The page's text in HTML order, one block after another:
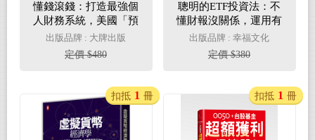
懂錢滾錢：打造最強個
人財務系統，美國「預
算天后」改造100萬人
的財富指引
出版品牌 : 大牌出版
定價 $480
聰明的ETF投資法：不
懂財報沒關係，運用有
效投資存下退休金 (超
值加贈退休金需求試算
表、個人化預算規劃
QR code)
出版品牌 : 幸福文化
定價 $380
扣抵 1 冊 扣抵 1 冊